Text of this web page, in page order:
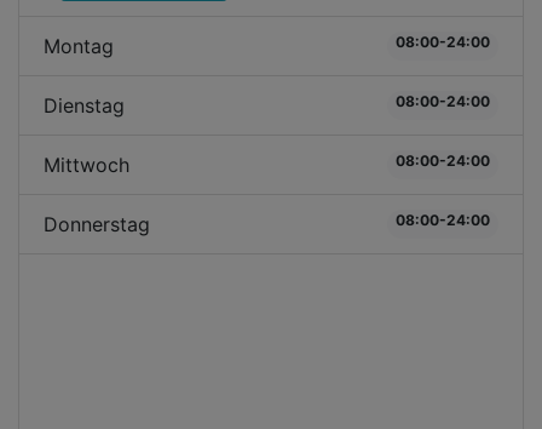
Montag 08:00-24:00
Dienstag 08:00-24:00
Mittwoch 08:00-24:00
Donnerstag 08:00-24:00